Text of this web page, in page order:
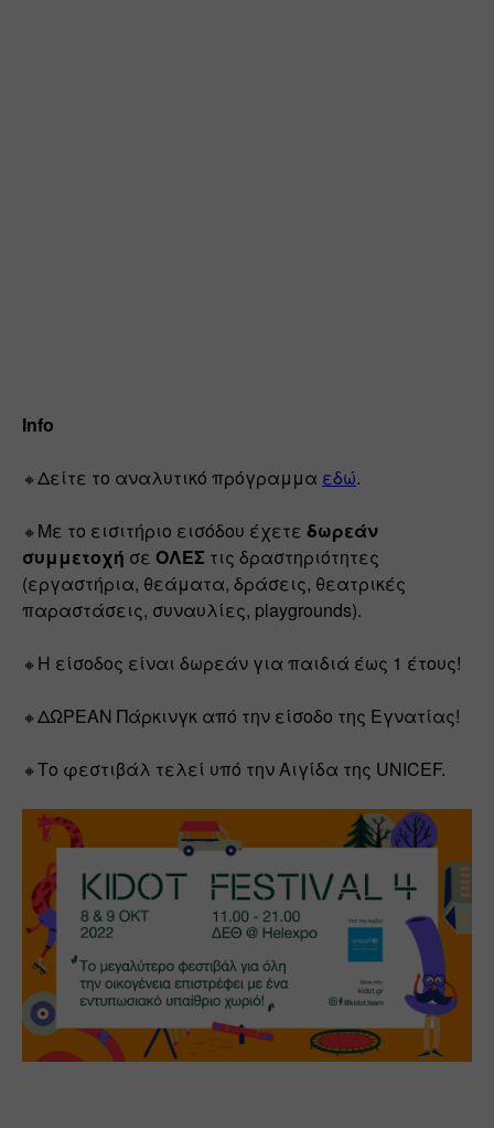
Info
🔸 Δείτε το αναλυτικό πρόγραμμα εδώ.
🔸 Με το εισιτήριο εισόδου έχετε δωρεάν
συμμετοχή σε ΟΛΕΣ τις δραστηριότητες
(εργαστήρια, θεάματα, δράσεις, θεατρικές
παραστάσεις, συναυλίες, playgrounds).
🔸 Η είσοδος είναι δωρεάν για παιδιά έως 1 έτους!
🔸 ΔΩΡΕΑΝ Πάρκινγκ από την είσοδο της Εγνατίας!
🔸 Το φεστιβάλ τελεί υπό την Αιγίδα της UNICEF.